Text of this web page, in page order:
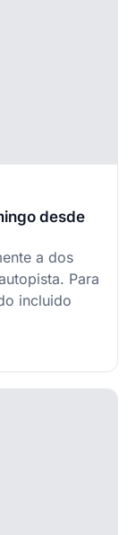
desde
a dos
Para
incluido